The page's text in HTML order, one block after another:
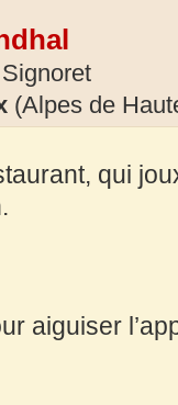
(Alpes de
qui
aiguiser